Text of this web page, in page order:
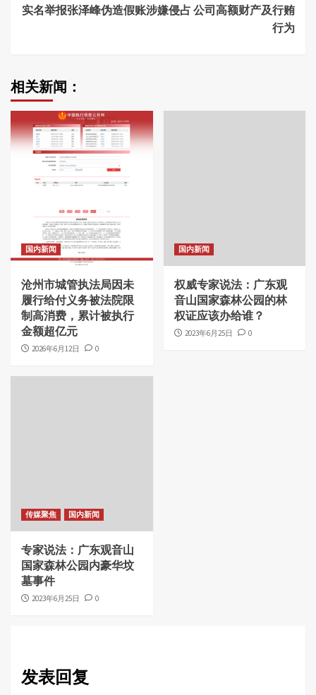
实名举报张泽峰伪造假账涉嫌侵占 公司高额财产及行贿
行为
相关新闻：
国内新闻
沧州市城管执法局因未
履行给付义务被法院限
制高消费，累计被执行
金额超亿元
2026年6月12日 0
国内新闻
权威专家说法：广东观
音山国家森林公园的林
权证应该办给谁？
2023年6月25日 0
传媒聚焦 国内新闻
专家说法：广东观音山
国家森林公园内豪华坟
墓事件
2023年6月25日 0
发表回复